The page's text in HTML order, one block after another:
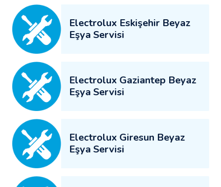
Electrolux Eskişehir Beyaz
Eşya Servisi
Electrolux Gaziantep Beyaz
Eşya Servisi
Electrolux Giresun Beyaz
Eşya Servisi